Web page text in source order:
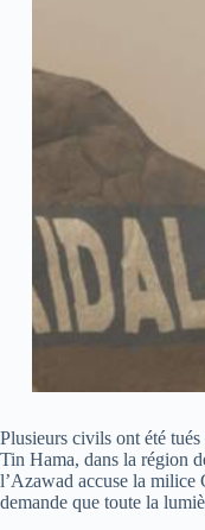
Plusieurs civils ont été
Tin Hama, dans la région
l’Azawad accuse la milice
demande que toute la